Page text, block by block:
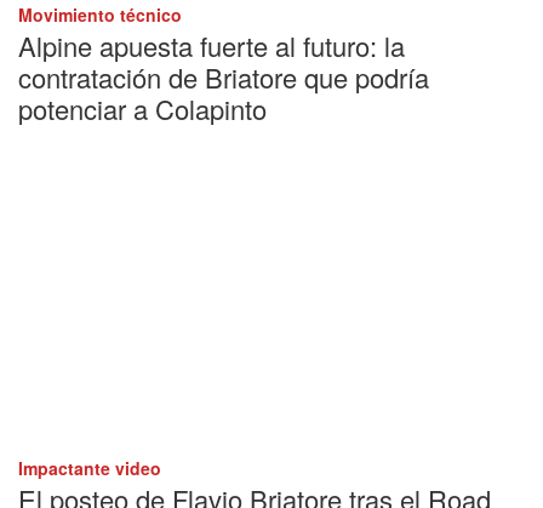
Movimiento técnico
Alpine apuesta fuerte al futuro: la
contratación de Briatore que podría
potenciar a Colapinto
Impactante video
El posteo de Flavio Briatore tras el Road